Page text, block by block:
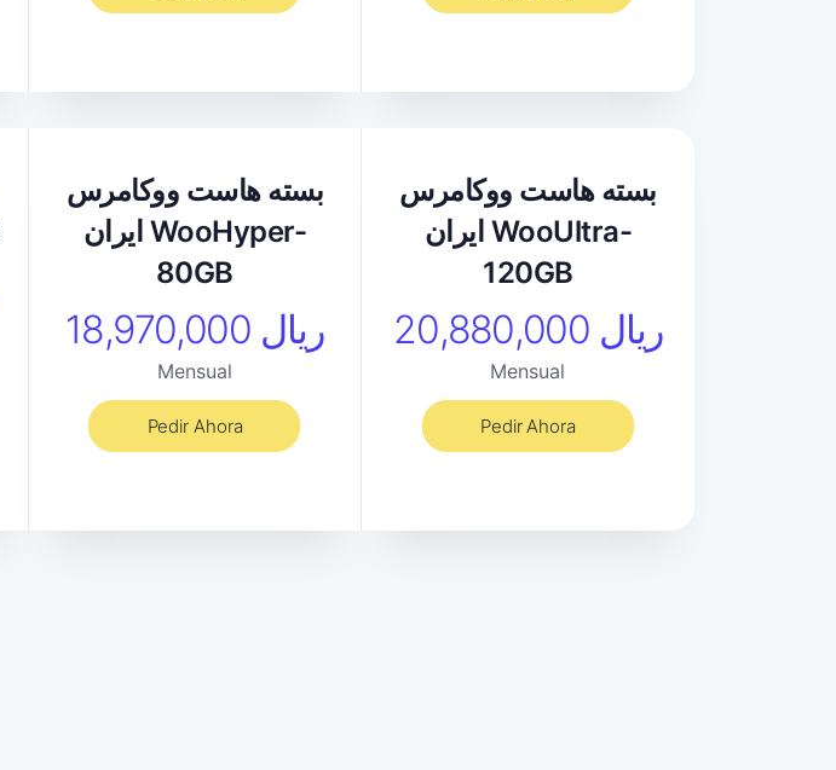
بسته هاست ووکامرس
ایران WooHyper-
80GB
18,970,000 ریال
Mensual
Pedir Ahora
بسته هاست ووکامرس
ایران WooUltra-
120GB
20,880,000 ریال
Mensual
Pedir Ahora